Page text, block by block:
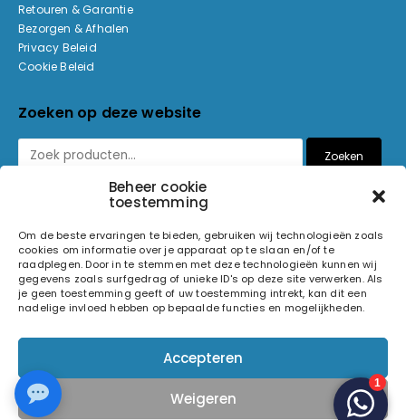
Beheer cookie
toestemming
Om de beste ervaringen te bieden, gebruiken wij technologieën zoals
cookies om informatie over je apparaat op te slaan en/of te
raadplegen. Door in te stemmen met deze technologieën kunnen wij
gegevens zoals surfgedrag of unieke ID's op deze site verwerken. Als
je geen toestemming geeft of uw toestemming intrekt, kan dit een
nadelige invloed hebben op bepaalde functies en mogelijkheden.
Accepteren
Weigeren
Retouren & Garantie
Bezorgen & Afhalen
Privacy Beleid
Cookie Beleid
Zoeken op deze website
Zoeken
© 2026 Light and Sound Factory. Alle rechten voorbehouden.
Volg ons op